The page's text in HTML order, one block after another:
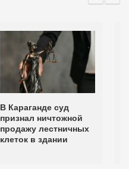
В Караганде суд
признал ничтожной
продажу лестничных
клеток в здании